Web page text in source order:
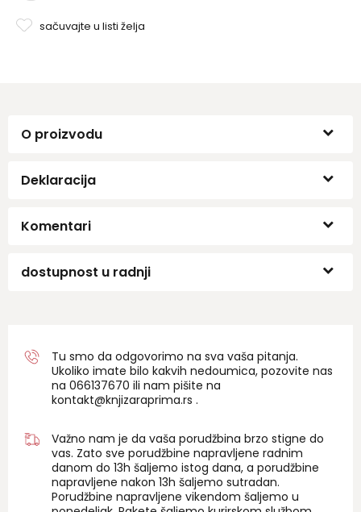
sačuvajte u listi želja
O proizvodu
Deklaracija
Komentari
dostupnost u radnji
Tu smo da odgovorimo na sva vaša pitanja.
Ukoliko imate bilo kakvih nedoumica, pozovite nas
na 066137670 ili nam pišite na
kontakt@knjizaraprima.rs .
Važno nam je da vaša porudžbina brzo stigne do
vas. Zato sve porudžbine napravljene radnim
danom do 13h šaljemo istog dana, a porudžbine
napravljene nakon 13h šaljemo sutradan.
Porudžbine napravljene vikendom šaljemo u